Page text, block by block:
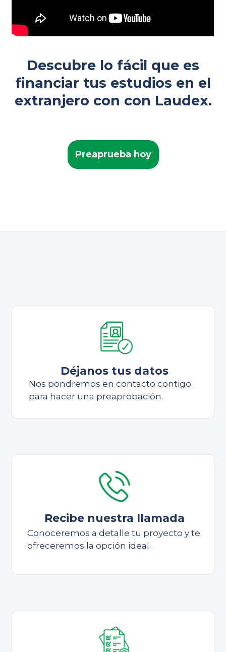
Descubre lo fácil que es
financiar tus estudios en el
extranjero con con Laudex.
Preaprueba hoy
Déjanos tus datos
Nos pondremos en contacto contigo
para hacer una preaprobación.
Recibe nuestra llamada
Conoceremos a detalle tu proyecto y te
ofreceremos la opción ideal.